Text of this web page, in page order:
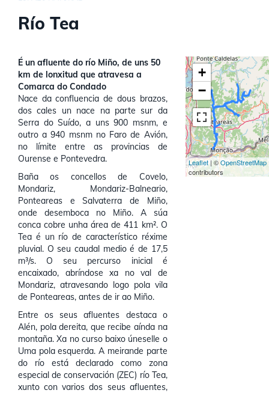
Río Tea
É un afluente do río Miño, de uns 50
km de lonxitud que atravesa a
Comarca do Condado
Nace da confluencia de dous brazos,
dos cales un nace na parte sur da
Serra do Suído, a uns 900 msnm, e
outro a 940 msnm no Faro de Avión,
no límite entre as provincias de
Ourense e Pontevedra.
Baña os concellos de Covelo,
Mondariz, Mondariz-Balneario,
Ponteareas e Salvaterra de Miño,
onde desemboca no Miño. A súa
conca cobre unha área de 411 km². O
Tea é un río de característico réxime
pluvial. O seu caudal medio é de 17,5
m³/s. O seu percurso inicial é
encaixado, abríndose xa no val de
Mondariz, atravesando logo pola vila
de Ponteareas, antes de ir ao Miño.
Entre os seus afluentes destaca o
Alén, pola dereita, que recibe aínda na
montaña. Xa no curso baixo úneselle o
Uma pola esquerda. A meirande parte
do río está declarado como zona
especial de conservación (ZEC) río Tea,
xunto con varios dos seus afluentes,
+
−
Leaflet| ©OpenStreetMap
contributors